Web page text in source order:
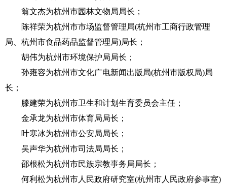
翁文杰为杭州市园林文物局局长；
陈祥荣为杭州市市场监督管理局(杭州市工商行政管理
局、杭州市食品药品监督管理局)局长；
胡伟为杭州市环境保护局局长；
孙雍容为杭州市文化广电新闻出版局(杭州市版权局)局
长；
滕建荣为杭州市卫生和计划生育委员会主任；
金承龙为杭州市体育局局长；
叶寒冰为杭州市公安局局长；
吴声华为杭州市司法局局长；
邵根松为杭州市民族宗教事务局局长；
何利松为杭州市人民政府研究室(杭州市人民政府参事室)